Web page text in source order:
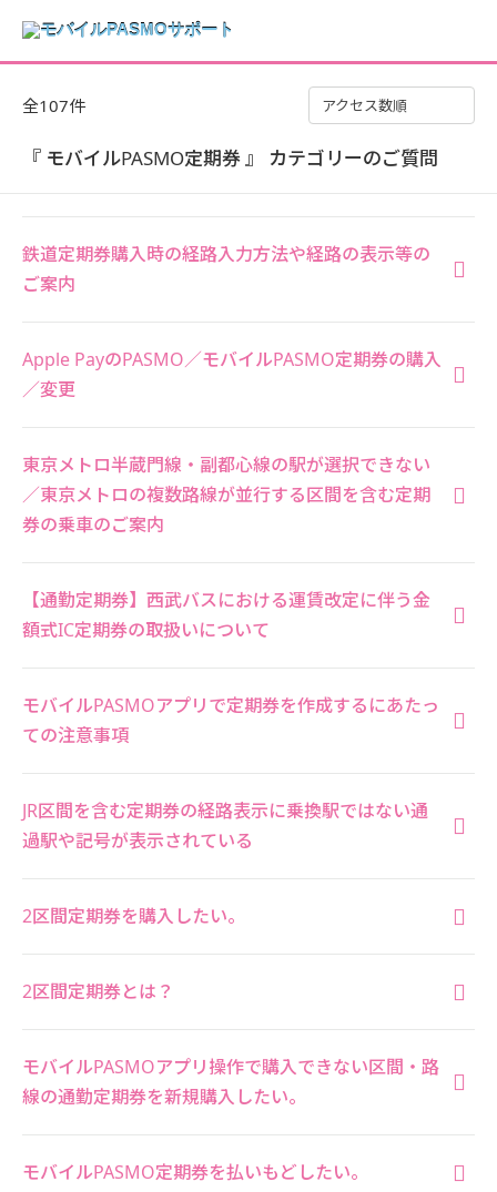
アクセス数順
『 モバイルPASMO定期券 』 カテゴリーのご質問
全107件
鉄道定期券購入時の経路入力方法や経路の表示等の
ご案内
Apple PayのPASMO／モバイルPASMO定期券の購入
／変更
東京メトロ半蔵門線・副都心線の駅が選択できない
／東京メトロの複数路線が並行する区間を含む定期
券の乗車のご案内
【通勤定期券】西武バスにおける運賃改定に伴う金
額式IC定期券の取扱いについて
モバイルPASMOアプリで定期券を作成するにあたっ
ての注意事項
JR区間を含む定期券の経路表示に乗換駅ではない通
過駅や記号が表示されている
2区間定期券を購入したい。
2区間定期券とは？
モバイルPASMOアプリ操作で購入できない区間・路
線の通勤定期券を新規購入したい。
モバイルPASMO定期券を払いもどしたい。